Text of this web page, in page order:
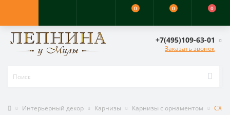
0 0 0
+7(495)109-63-01
Заказать звонок
Интерьерный декор Карнизы Карнизы с орнаментом